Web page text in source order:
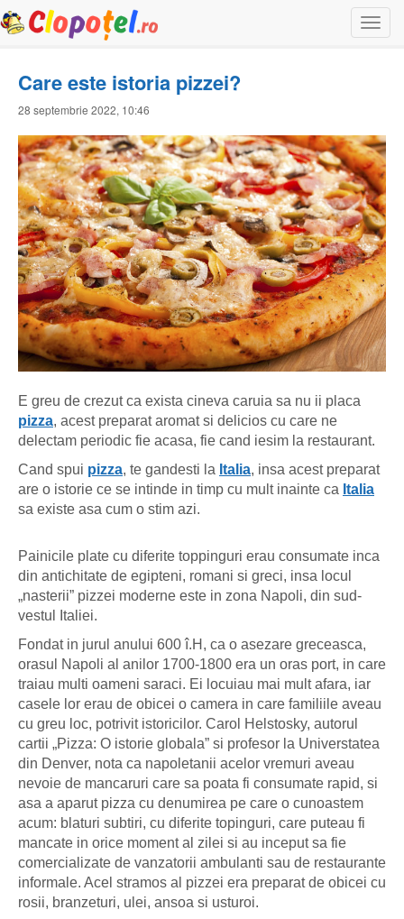
Care este istoria pizzei?
28 septembrie 2022, 10:46
E greu de crezut ca exista cineva caruia sa nu ii placa
pizza, acest preparat aromat si delicios cu care ne
delectam periodic fie acasa, fie cand iesim la restaurant.
Cand spui pizza, te gandesti la Italia, insa acest preparat
are o istorie ce se intinde in timp cu mult inainte ca Italia
sa existe asa cum o stim azi.
Painicile plate cu diferite toppinguri erau consumate inca
din antichitate de egipteni, romani si greci, insa locul
„nasterii” pizzei moderne este in zona Napoli, din sud-
vestul Italiei.
Fondat in jurul anului 600 î.H, ca o asezare greceasca,
orasul Napoli al anilor 1700-1800 era un oras port, in care
traiau multi oameni saraci. Ei locuiau mai mult afara, iar
casele lor erau de obicei o camera in care familiile aveau
cu greu loc, potrivit istoricilor. Carol Helstosky, autorul
cartii „Pizza: O istorie globala” si profesor la Universtatea
din Denver, nota ca napoletanii acelor vremuri aveau
nevoie de mancaruri care sa poata fi consumate rapid, si
asa a aparut pizza cu denumirea pe care o cunoastem
acum: blaturi subtiri, cu diferite topinguri, care puteau fi
mancate in orice moment al zilei si au inceput sa fie
comercializate de vanzatorii ambulanti sau de restaurante
informale. Acel stramos al pizzei era preparat de obicei cu
rosii, branzeturi, ulei, ansoa si usturoi.